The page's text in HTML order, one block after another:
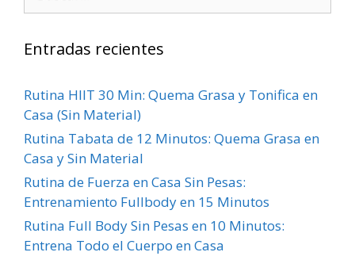
Entradas recientes
Rutina HIIT 30 Min: Quema Grasa y Tonifica en
Casa (Sin Material)
Rutina Tabata de 12 Minutos: Quema Grasa en
Casa y Sin Material
Rutina de Fuerza en Casa Sin Pesas:
Entrenamiento Fullbody en 15 Minutos
Rutina Full Body Sin Pesas en 10 Minutos:
Entrena Todo el Cuerpo en Casa